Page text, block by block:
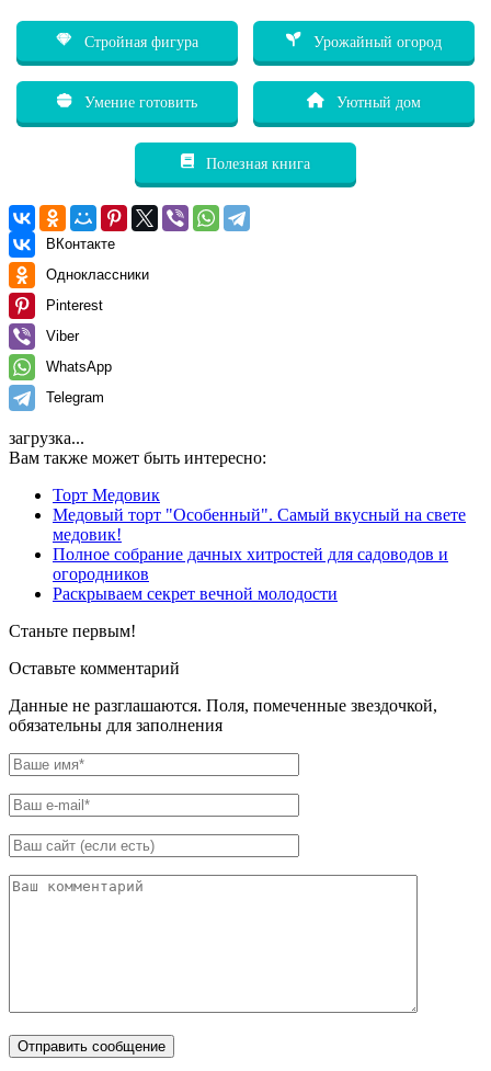
Стройная фигура Урожайный огород
Умение готовить Уютный дом
Полезная книга
ВКонтакте
Одноклассники
Pinterest
Viber
WhatsApp
Telegram
загрузка...
Вам также может быть интересно:
Торт Медовик
Медовый торт "Особенный". Самый вкусный на свете
медовик!
Полное собрание дачных хитростей для садоводов и
огородников
Раскрываем секрет вечной молодости
Станьте первым!
Оставьте комментарий
Данные не разглашаются. Поля, помеченные звездочкой,
обязательны для заполнения